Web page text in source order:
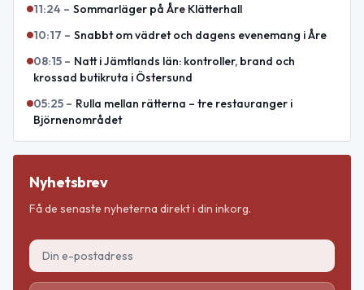
11:24 – Sommarläger på Åre Klätterhall
10:17 – Snabbt om vädret och dagens evenemang i Åre
08:15 – Natt i Jämtlands län: kontroller, brand och
krossad butikruta i Östersund
05:25 – Rulla mellan rätterna – tre restauranger i
Björnenområdet
Nyhetsbrev
Få de senaste nyheterna direkt i din inkorg.